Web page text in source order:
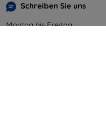
Schreiben Sie uns
Montag bis Freitag: